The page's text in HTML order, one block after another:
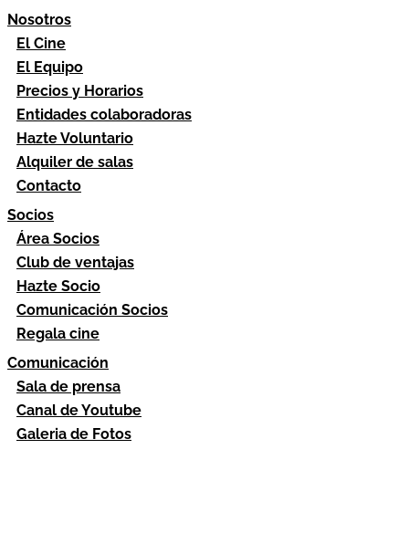
Nosotros
El Cine
El Equipo
Precios y Horarios
Entidades colaboradoras
Hazte Voluntario
Alquiler de salas
Contacto
Socios
Área Socios
Club de ventajas
Hazte Socio
Comunicación Socios
Regala cine
Comunicación
Sala de prensa
Canal de Youtube
Galeria de Fotos